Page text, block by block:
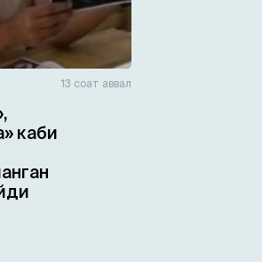
13 соат аввал
каби